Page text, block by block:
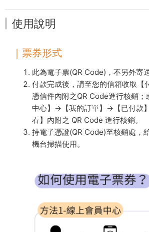
使用說明
｜票券形式
此為電子票(QR Code)，不另外寄
付款完成後，請至您的信箱收取【
憑信件內附之QR Code進行核銷；
中心】→【我的訂單】→【已付款
看】內附之 QR Code 進行核銷。
持電子憑證(QR Code)至核銷處，
機台掃描使用。